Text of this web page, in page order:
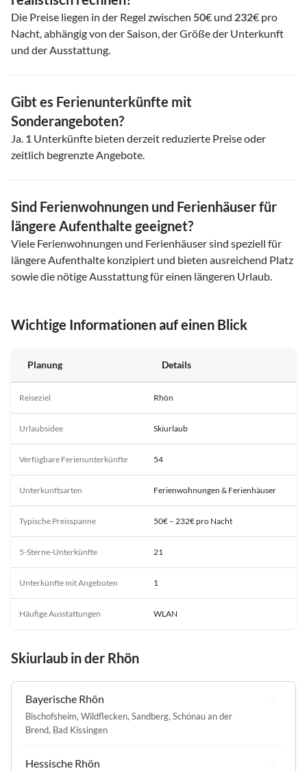
Die Preise liegen in der Regel zwischen 50€ und 232€ pro
Nacht, abhängig von der Saison, der Größe der Unterkunft
und der Ausstattung.
Gibt es Ferienunterkünfte mit
Sonderangeboten?
Ja. 1 Unterkünfte bieten derzeit reduzierte Preise oder
zeitlich begrenzte Angebote.
Sind Ferienwohnungen und Ferienhäuser für
längere Aufenthalte geeignet?
Viele Ferienwohnungen und Ferienhäuser sind speziell für
längere Aufenthalte konzipiert und bieten ausreichend Platz
sowie die nötige Ausstattung für einen längeren Urlaub.
Wichtige Informationen auf einen Blick
Planung Details
Reiseziel Rhön
Urlaubsidee Skiurlaub
Verfügbare Ferienunterkünfte 54
Unterkunftsarten Ferienwohnungen & Ferienhäuser
Typische Preisspanne 50€ – 232€ pro Nacht
5-Sterne-Unterkünfte 21
Unterkünfte mit Angeboten 1
Häufige Ausstattungen WLAN
Skiurlaub in der Rhön
Bayerische Rhön
Bischofsheim, Wildflecken, Sandberg, Schönau an der
Brend, Bad Kissingen
Hessische Rhön